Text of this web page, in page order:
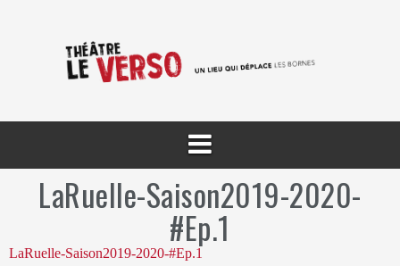
LaRuelle-Saison2019-2020-
#Ep.1
LaRuelle-Saison2019-2020-#Ep.1